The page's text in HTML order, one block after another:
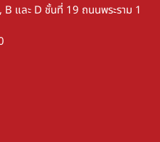
และ D ชั้นที่ 19 ถนนพระราม 1